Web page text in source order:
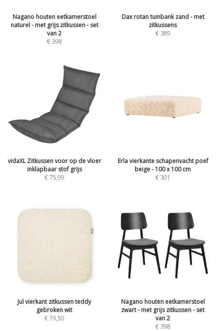
Nagano houten eetkamerstoel
naturel - met grijs zitkussen - set
van 2
€398
Dax rotan tuinbank zand - met
zitkussens
€389
vidaXL Zitkussen voor op de vloer
inklapbaar stof grijs
€75,99
Erla vierkante schapenvacht poef
beige - 100 x 100 cm
€301
Jul vierkant zitkussen teddy
gebroken wit
€ 19,50
Nagano houten eetkamerstoel
zwart - met grijs zitkussen - set
van 2
€398